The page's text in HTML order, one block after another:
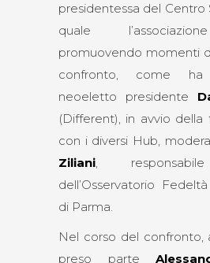
presidentessa del Centro
quale
promuovendo momenti
confronto, come
neoeletto presidente
(Different), in avvio della
con i diversi Hub,
Ziliani,
dell’Osservatorio
di Parma.
Nel corso del confronto,
preso parte